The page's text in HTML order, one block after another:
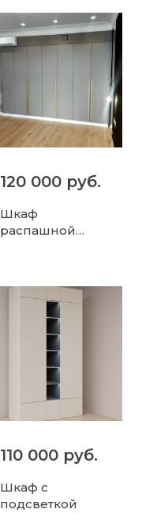
120 000 руб.
Шкаф
распашной
дверями и
золотыми
ручками
110 000 руб.
Шкаф с
подсветкой